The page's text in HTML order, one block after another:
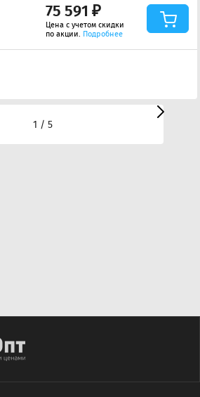
75 591 ₽
Цена с учетом скидки
по акции. Подробнее
1 / 5